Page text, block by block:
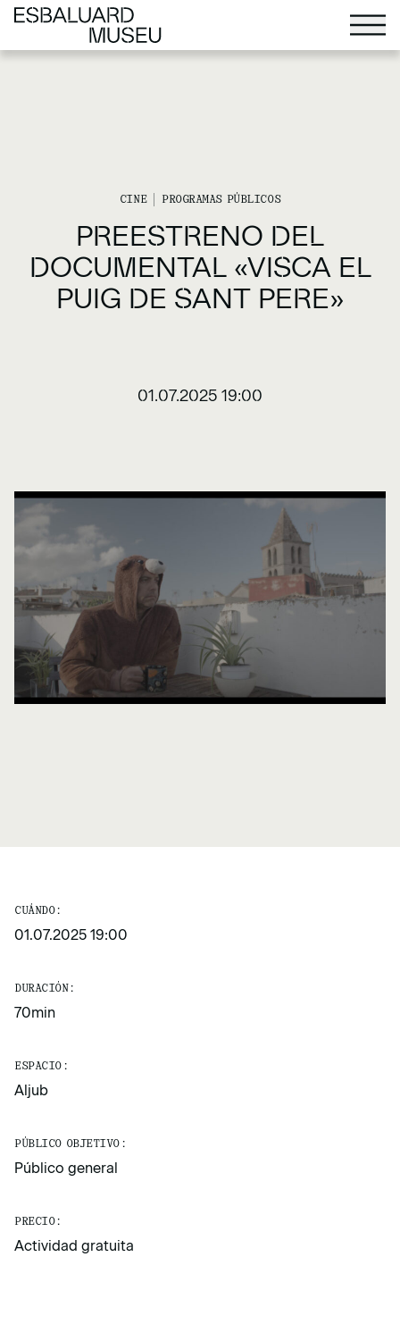
CINE PROGRAMAS PÚBLICOS
PREESTRENO DEL
DOCUMENTAL «VISCA EL
PUIG DE SANT PERE»
01.07.2025 19:00
CUÁNDO:
01.07.2025 19:00
DURACIÓN:
70min
ESPACIO:
Aljub
PÚBLICO OBJETIVO:
Público general
PRECIO:
Actividad gratuita